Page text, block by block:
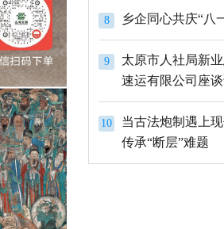
8
9
太原市人社局新
速运有限公司座
10
当古法炮制遇上
传承“断层”难题